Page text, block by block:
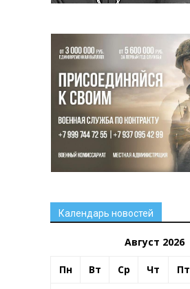
Календарь новостей
Август 2026
Пн Вт Ср Чт Пт